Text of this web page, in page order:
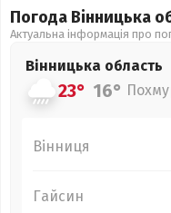
Погода Вінницька
Актуальна інформація про
Вінницька область
23° 16°
Вінниця
Гайсин